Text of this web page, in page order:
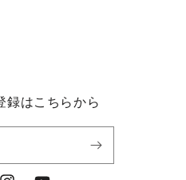
録はこちらから